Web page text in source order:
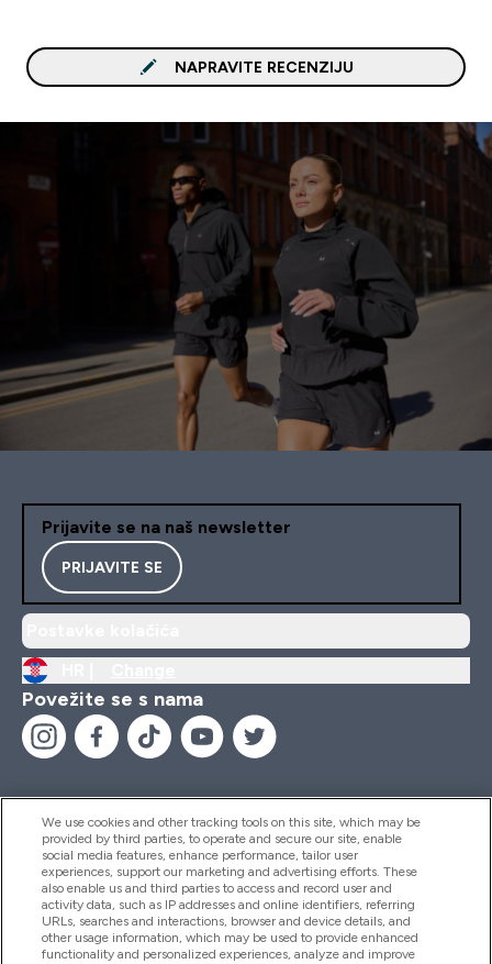
NAPRAVITE RECENZIJU
Prijavite se na naš newsletter
PRIJAVITE SE
Povežite se s nama
Pomoć I Informacije
Proizvodi
We use cookies and other tracking tools on this site, which may be
provided by third parties, to operate and secure our site, enable
social media features, enhance performance, tailor user
experiences, support our marketing and advertising efforts. These
also enable us and third parties to access and record user and
activity data, such as IP addresses and online identifiers, referring
URLs, searches and interactions, browser and device details, and
other usage information, which may be used to provide enhanced
functionality and personalized experiences, analyze and improve